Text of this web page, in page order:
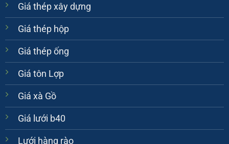
Giá thép xây dựng
Giá thép hộp
Giá thép ống
Giá tôn Lợp
Giá xà Gồ
Giá lưới b40
Lưới hàng rào